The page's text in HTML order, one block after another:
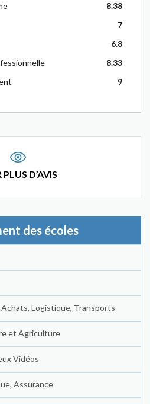
8.38
7
6.8
8.33
9
D’AVIS
des écoles
Achats, Logistique, Transports
et Agriculture
Vidéos
Assurance